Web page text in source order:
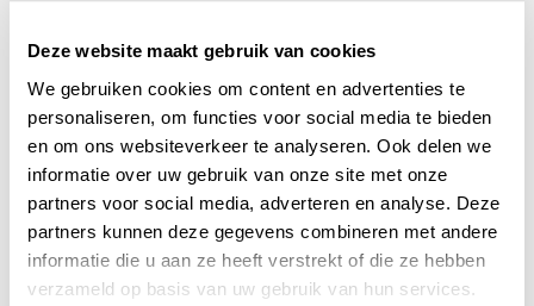
Deze website maakt gebruik van cookies
We gebruiken cookies om content en advertenties te
personaliseren, om functies voor social media te bieden
en om ons websiteverkeer te analyseren. Ook delen we
informatie over uw gebruik van onze site met onze
partners voor social media, adverteren en analyse. Deze
partners kunnen deze gegevens combineren met andere
informatie die u aan ze heeft verstrekt of die ze hebben
verzameld op basis van uw gebruik van hun services.
montage medewerkers al het afval mee. Na afloop
loopt een montage medewerker alles met u na en
kunnen eventuele aandachtpunten aangegeven
worden. Daarna heeft u nog 3 dagen de tijd om de
aandachtspunten/opmerkingen schriftelijk aan ons
door te geven. Uiteraard heeft u garantie op de
producten en montage. Na betaling van de factuur